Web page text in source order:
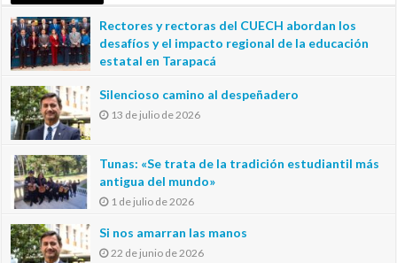
Rectores y rectoras del CUECH abordan los
desafíos y el impacto regional de la educación
estatal en Tarapacá
Silencioso camino al despeñadero
13 de julio de 2026
Tunas: «Se trata de la tradición estudiantil más
antigua del mundo»
1 de julio de 2026
Si nos amarran las manos
22 de junio de 2026